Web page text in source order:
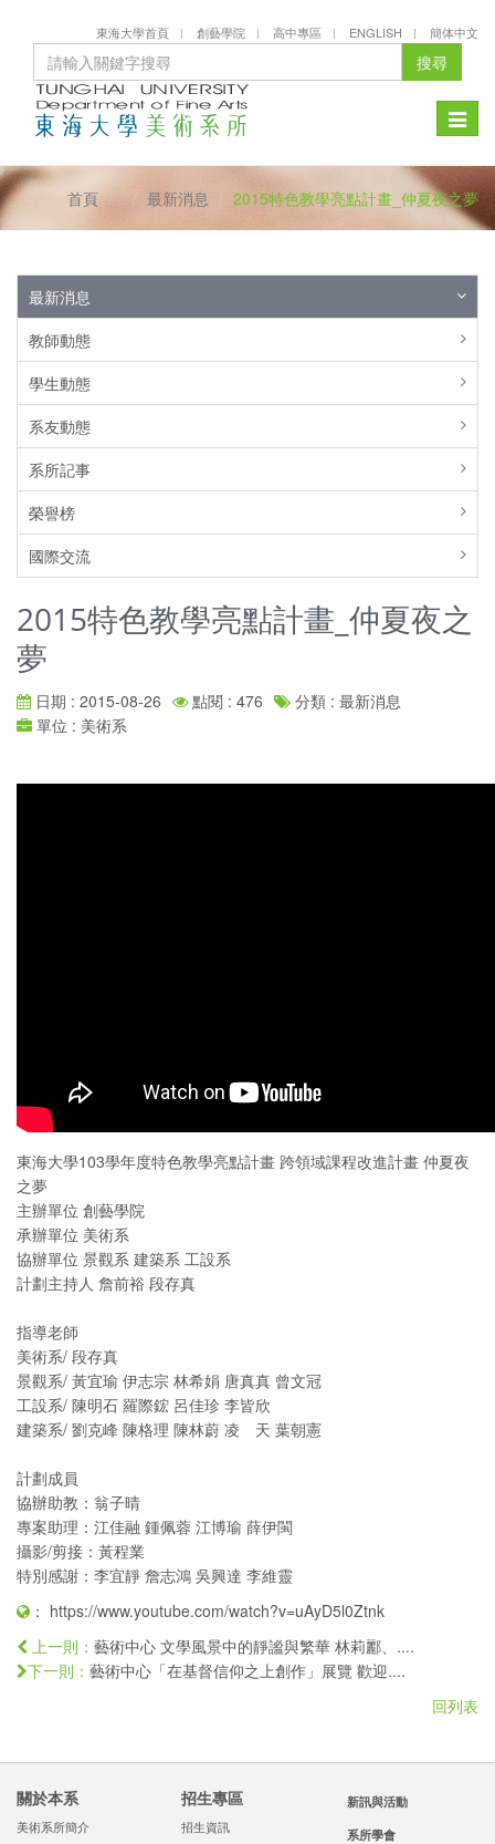
東海大學首頁 創藝學院 高中專區 ENGLISH 簡体中文
搜尋
Toggle
首頁 最新消息 2015特色教學亮點計畫_仲夏夜之夢
最新消息
教師動態
學生動態
系友動態
系所記事
榮譽榜
國際交流
2015特色教學亮點計畫_仲夏夜之
夢
日期 : 2015-08-26 點閱 : 476
分類 : 最新消息
單位 : 美術系
東海大學103學年度特色教學亮點計畫 跨領域課程改進計畫 仲夏夜
之夢
主辦單位 創藝學院
承辦單位 美術系
協辦單位 景觀系 建築系 工設系
計劃主持人 詹前裕 段存真
指導老師
美術系/ 段存真
景觀系/ 黃宜瑜 伊志宗 林希娟 唐真真 曾文冠
工設系/ 陳明石 羅際鋐 呂佳珍 李皆欣
建築系/ 劉克峰 陳格理 陳林蔚 凌 天 葉朝憲
計劃成員
協辦助教：翁子晴
專案助理：江佳融 鍾佩蓉 江博瑜 薛伊閩
攝影/剪接：黃程業
特別感謝：李宜靜 詹志鴻 吳興達 李維靈
： https://www.youtube.com/watch?v=uAyD5l0Ztnk
上一則： 藝術中心 文學風景中的靜謐與繁華 林莉酈、....
下一則： 藝術中心「在基督信仰之上創作」展覽 歡迎....
回列表
關於本系
美術系所簡介
招生專區
招生資訊
新訊與活動
系所學會